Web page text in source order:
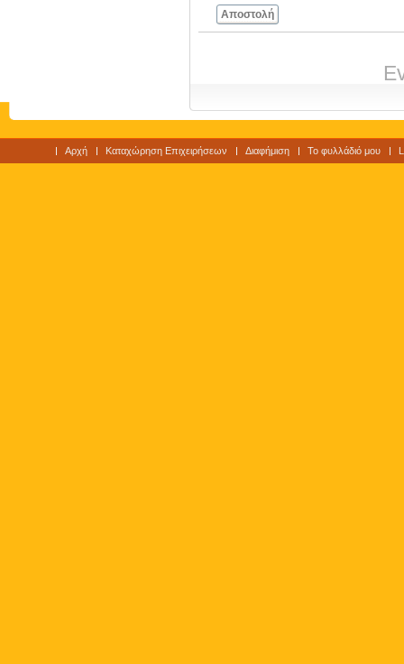
Αποστολή
Αρχή Καταχώρηση Επιχειρήσεων Διαφήμιση Το φυλλάδιό μου